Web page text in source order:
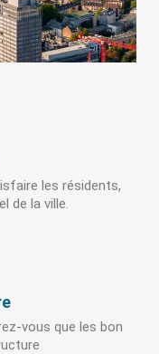
les résidents,
de la ville.
vous que les bon